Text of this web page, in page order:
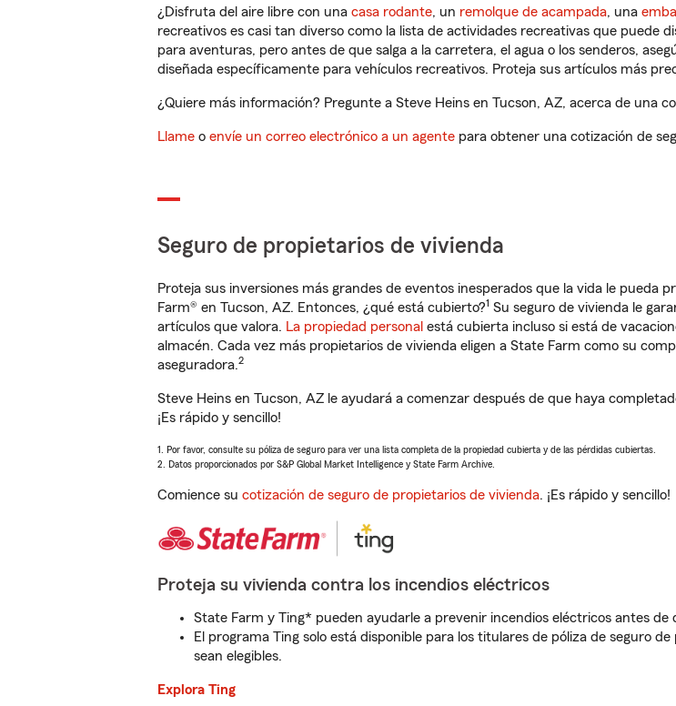
¿Disfruta del aire libre con una casa rodante, un remolque de acampada, una
recreativos es casi tan diverso como la lista de actividades recreativas que puede
para aventuras, pero antes de que salga a la carretera, el agua o los senderos,
diseñada específicamente para vehículos recreativos. Proteja sus artículos más
¿Quiere más información? Pregunte a Steve Heins en Tucson, AZ, acerca de una
Llame o envíe un correo electrónico a un agente para obtener una cotización de
Seguro de propietarios de vivienda
Proteja sus inversiones más grandes de eventos inesperados que la vida le pueda
Farm® en Tucson, AZ. Entonces, ¿qué está cubierto?1 Su seguro de vivienda le
artículos que valora. La propiedad personal está cubierta incluso si está de
almacén. Cada vez más propietarios de vivienda eligen a State Farm como su
aseguradora.2
Steve Heins en Tucson, AZ le ayudará a comenzar después de que haya
¡Es rápido y sencillo!
1. Por favor, consulte su póliza de seguro para ver una lista completa de la propiedad cubierta y de las pérdidas cubiertas.
2. Datos proporcionados por S&P Global Market Intelligence y State Farm Archive.
Comience su cotización de seguro de propietarios de vivienda. ¡Es rápido y sencillo!
Proteja su vivienda contra los incendios eléctricos
State Farm y Ting* pueden ayudarle a prevenir incendios eléctricos antes
El programa Ting solo está disponible para los titulares de póliza de seguro
sean elegibles.
Explora Ting